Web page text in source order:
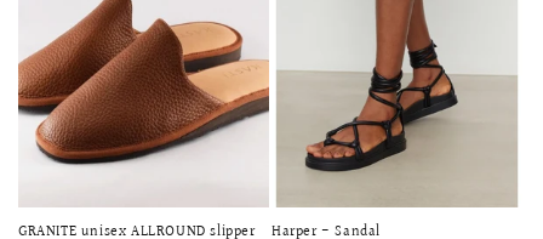
GRANITE unisex ALLROUND slipper Harper - Sandal